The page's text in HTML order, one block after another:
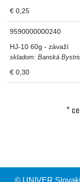
€ 0,25
9590000000240
HJ-10 60g - závaží
skladom: Banská
€ 0,30
© UNIVER